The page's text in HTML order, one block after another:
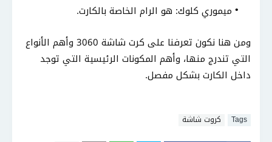
ميموري كلوك: هو الرام الخاصة بالكارت.
ومن هنا نكون تعرفنا على كرت شاشة 3060 وأهم الأنواع
التي تندرج منها، وأهم المكونات الرئيسية التي توجد
داخل الكارت بشكل مفصل.
Tags كروت شاشة